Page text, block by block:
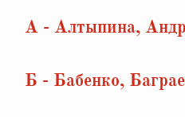
А - Алтыпина,
Б - Бабенко,